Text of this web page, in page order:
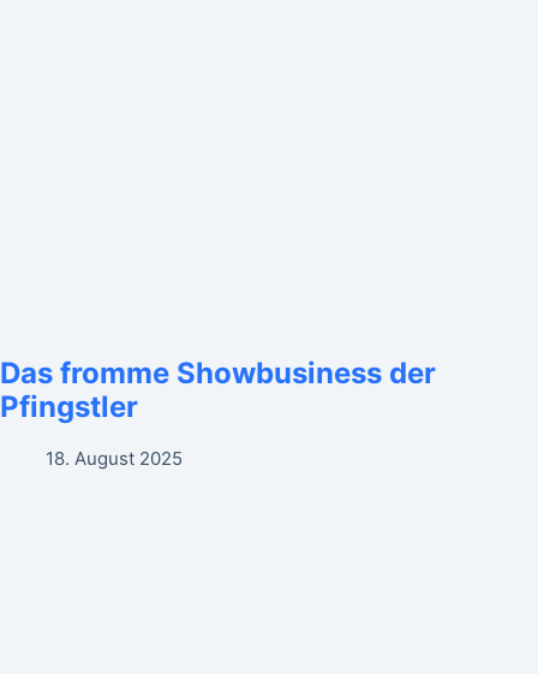
Das fromme Showbusiness der
Pfingstler
18. August 2025